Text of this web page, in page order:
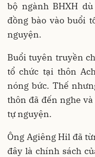
bộ ngành BHXH
đồng bào vào buổi
nguyện.
Buổi tuyên truyền
tổ chức tại thôn
nóng bức. Thế
thôn đã đến nghe
tự nguyện.
Ông Agiêng Hil đã
đây là chính sách